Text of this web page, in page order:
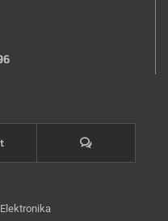
Komentari